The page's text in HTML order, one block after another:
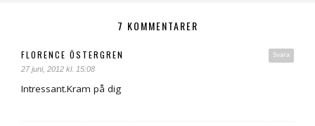
7 KOMMENTARER
Svara
FLORENCE ÖSTERGREN
27 juni, 2012 kl. 15:08
Intressant.Kram på dig